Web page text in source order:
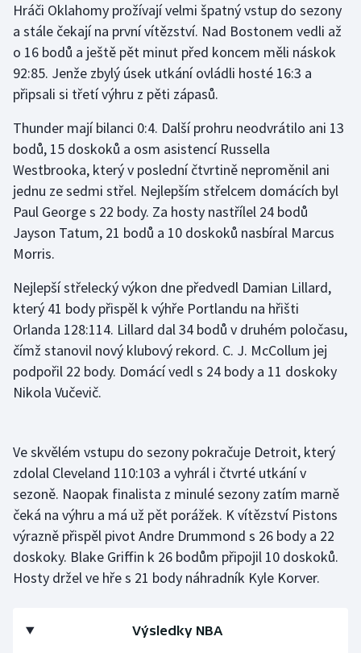
Krasobruslení
Lezení
Lyže a snowboard
Moderní pětiboj
Motorsport
Olympijské hry
Parasport
Plavání
Plážový volejbal
Ragby
Rychlostní kanoistika
Short track
Sportovní střelba
Stolní tenis
Hráči Oklahomy prožívají velmi špatný vstup do sezony
a stále čekají na první vítězství. Nad Bostonem vedli až
o 16 bodů a ještě pět minut před koncem měli náskok
92:85. Jenže zbylý úsek utkání ovládli hosté 16:3 a
připsali si třetí výhru z pěti zápasů.
Thunder mají bilanci 0:4. Další prohru neodvrátilo ani 13
bodů, 15 doskoků a osm asistencí Russella
Westbrooka, který v poslední čtvrtině neproměnil ani
jednu ze sedmi střel. Nejlepším střelcem domácích byl
Paul George s 22 body. Za hosty nastřílel 24 bodů
Jayson Tatum, 21 bodů a 10 doskoků nasbíral Marcus
Morris.
Nejlepší střelecký výkon dne předvedl Damian Lillard,
který 41 body přispěl k výhře Portlandu na hřišti
Orlanda 128:114. Lillard dal 34 bodů v druhém poločasu,
čímž stanovil nový klubový rekord. C. J. McCollum jej
podpořil 22 body. Domácí vedl s 24 body a 11 doskoky
Nikola Vučevič.
Ve skvělém vstupu do sezony pokračuje Detroit, který
zdolal Cleveland 110:103 a vyhrál i čtvrté utkání v
sezoně. Naopak finalista z minulé sezony zatím marně
čeká na výhru a má už pět porážek. K vítězství Pistons
výrazně přispěl pivot Andre Drummond s 26 body a 22
doskoky. Blake Griffin k 26 bodům připojil 10 doskoků.
Hosty držel ve hře s 21 body náhradník Kyle Korver.
Výsledky NBA